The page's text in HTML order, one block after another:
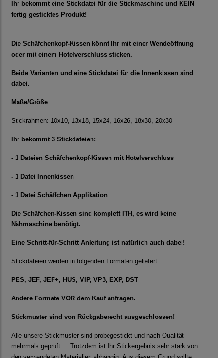
Ihr bekommt eine Stickdatei für die Stickmaschine und KEIN
fertig gesticktes Produkt!
Die Schäfchenkopf-Kissen könnt Ihr mit einer Wendeöffnung
oder mit einem Hotelverschluss sticken.
Beide Varianten und eine Stickdatei für die Innenkissen sind
dabei.
Maße/Größe
Stickrahmen: 10x10, 13x18, 15x24, 16x26, 18x30, 20x30
Ihr bekommt 3 Stickdateien:
- 1 Dateien Schäfchenkopf-Kissen mit Hotelverschluss
- 1 Datei Innenkissen
- 1 Datei Schäffchen Applikation
Die Schäfchen-Kissen sind komplett ITH, es wird keine
Nähmaschine benötigt.
Eine Schritt-für-Schritt Anleitung ist natürlich auch dabei!
Stickdateien werden in folgenden Formaten geliefert:
PES, JEF, JEF+, HUS, VIP, VP3, EXP, DST
Andere Formate VOR dem Kauf anfragen.
Stickmuster sind von Rückgaberecht ausgeschlossen!
Alle unsere Stickmuster sind probegestickt und nach Qualität
mehrmals geprüft. Trotzdem ist Ihr Stickergebnis sehr stark von